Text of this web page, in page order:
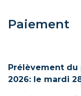
Paiement
Prélèvement du
2026: le mardi